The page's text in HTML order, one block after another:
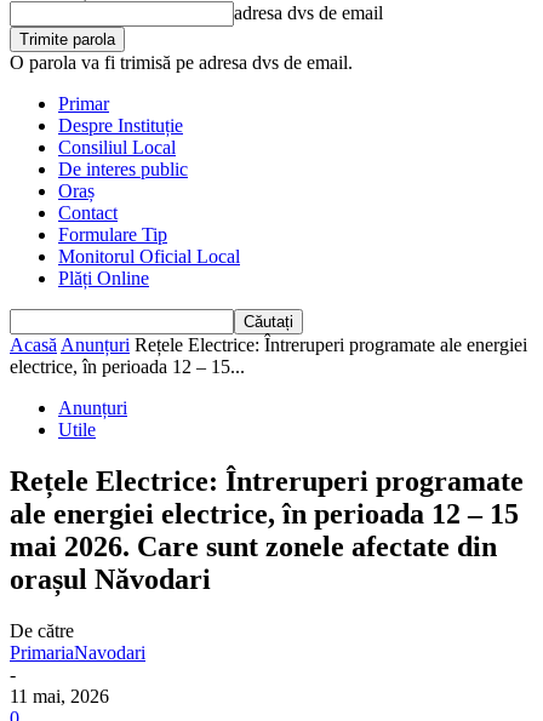
adresa dvs de email
O parola va fi trimisă pe adresa dvs de email.
Primar
Despre Instituție
Consiliul Local
De interes public
Oraș
Contact
Formulare Tip
Monitorul Oficial Local
Plăți Online
Acasă Anunțuri Rețele Electrice: Întreruperi programate ale energiei
electrice, în perioada 12 – 15...
Anunțuri
Utile
Rețele Electrice: Întreruperi programate
ale energiei electrice, în perioada 12 – 15
mai 2026. Care sunt zonele afectate din
orașul Năvodari
De către
PrimariaNavodari
-
11 mai, 2026